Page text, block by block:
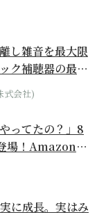
し雑音を最大限
ク補聴器の最上
式会社)
ってたの？」8
場！Amazonの
に成長。実はみ